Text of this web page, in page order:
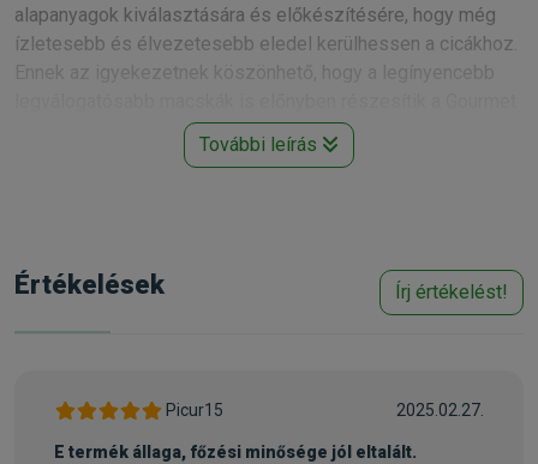
alapanyagok kiválasztására és előkészítésére, hogy még
ízletesebb és élvezetesebb eledel kerülhessen a cicákhoz.
Ennek az igyekezetnek köszönhető, hogy a legínyencebb
termékcsalád tagjait. Miközben nap mint nap új recepteket
fejlesztünk ki, egyvalami sohasem változik: a Gourmet Gold
Gyártó: Gourmet
3 517.65 Ft / kg
További leírás
Értékelések Írj értékelést!
Picur15 2025.02.27.
E termék állaga, főzési minősége jól eltalált.